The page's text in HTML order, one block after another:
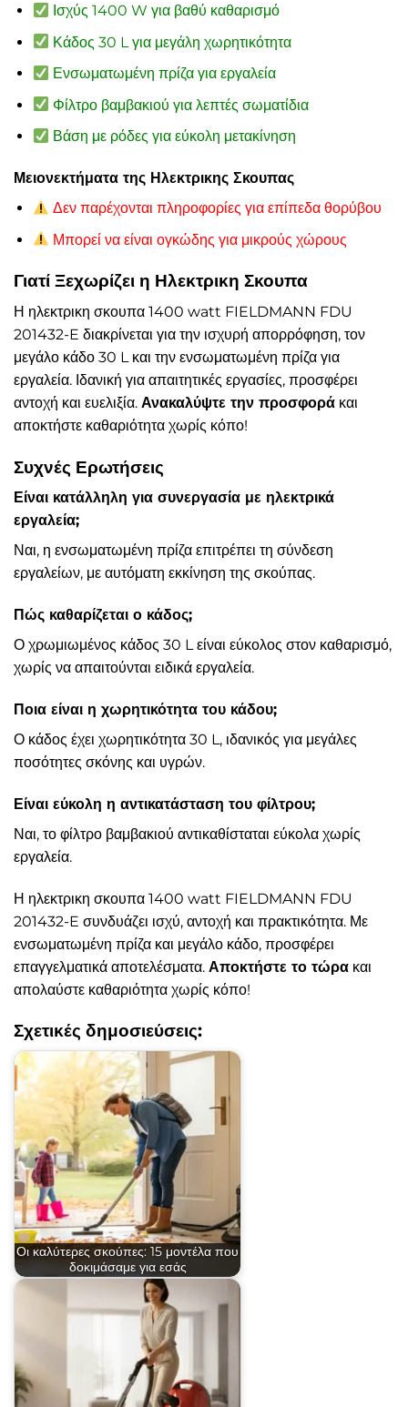
Ισχύς 1400 W για βαθύ καθαρισμό
Κάδος 30 L για μεγάλη χωρητικότητα
Ενσωματωμένη πρίζα για εργαλεία
Φίλτρο βαμβακιού για λεπτές σωματίδια
Βάση με ρόδες για εύκολη μετακίνηση
Μειονεκτήματα της Ηλεκτρικης Σκουπας
Δεν παρέχονται πληροφορίες για επίπεδα θορύβου
Μπορεί να είναι ογκώδης για μικρούς χώρους
Γιατί Ξεχωρίζει η Ηλεκτρικη Σκουπα
Η ηλεκτρικη σκουπα 1400 watt FIELDMANN FDU
201432-E διακρίνεται για την ισχυρή απορρόφηση, τον
μεγάλο κάδο 30 L και την ενσωματωμένη πρίζα για
εργαλεία. Ιδανική για απαιτητικές εργασίες, προσφέρει
αντοχή και ευελιξία. Ανακαλύψτε την προσφορά και
αποκτήστε καθαριότητα χωρίς κόπο!
Συχνές Ερωτήσεις
Είναι κατάλληλη για συνεργασία με ηλεκτρικά
εργαλεία;
Ναι, η ενσωματωμένη πρίζα επιτρέπει τη σύνδεση
εργαλείων, με αυτόματη εκκίνηση της σκούπας.
Πώς καθαρίζεται ο κάδος;
Ο χρωμιωμένος κάδος 30 L είναι εύκολος στον καθαρισμό,
χωρίς να απαιτούνται ειδικά εργαλεία.
Ποια είναι η χωρητικότητα του κάδου;
Ο κάδος έχει χωρητικότητα 30 L, ιδανικός για μεγάλες
ποσότητες σκόνης και υγρών.
Είναι εύκολη η αντικατάσταση του φίλτρου;
Ναι, το φίλτρο βαμβακιού αντικαθίσταται εύκολα χωρίς
εργαλεία.
Η ηλεκτρικη σκουπα 1400 watt FIELDMANN FDU
201432-E συνδυάζει ισχύ, αντοχή και πρακτικότητα. Με
ενσωματωμένη πρίζα και μεγάλο κάδο, προσφέρει
επαγγελματικά αποτελέσματα. Αποκτήστε το τώρα και
απολαύστε καθαριότητα χωρίς κόπο!
Σχετικές δημοσιεύσεις:
Οι καλύτερες σκούπες: 15 μοντέλα που
δοκιμάσαμε για εσάς